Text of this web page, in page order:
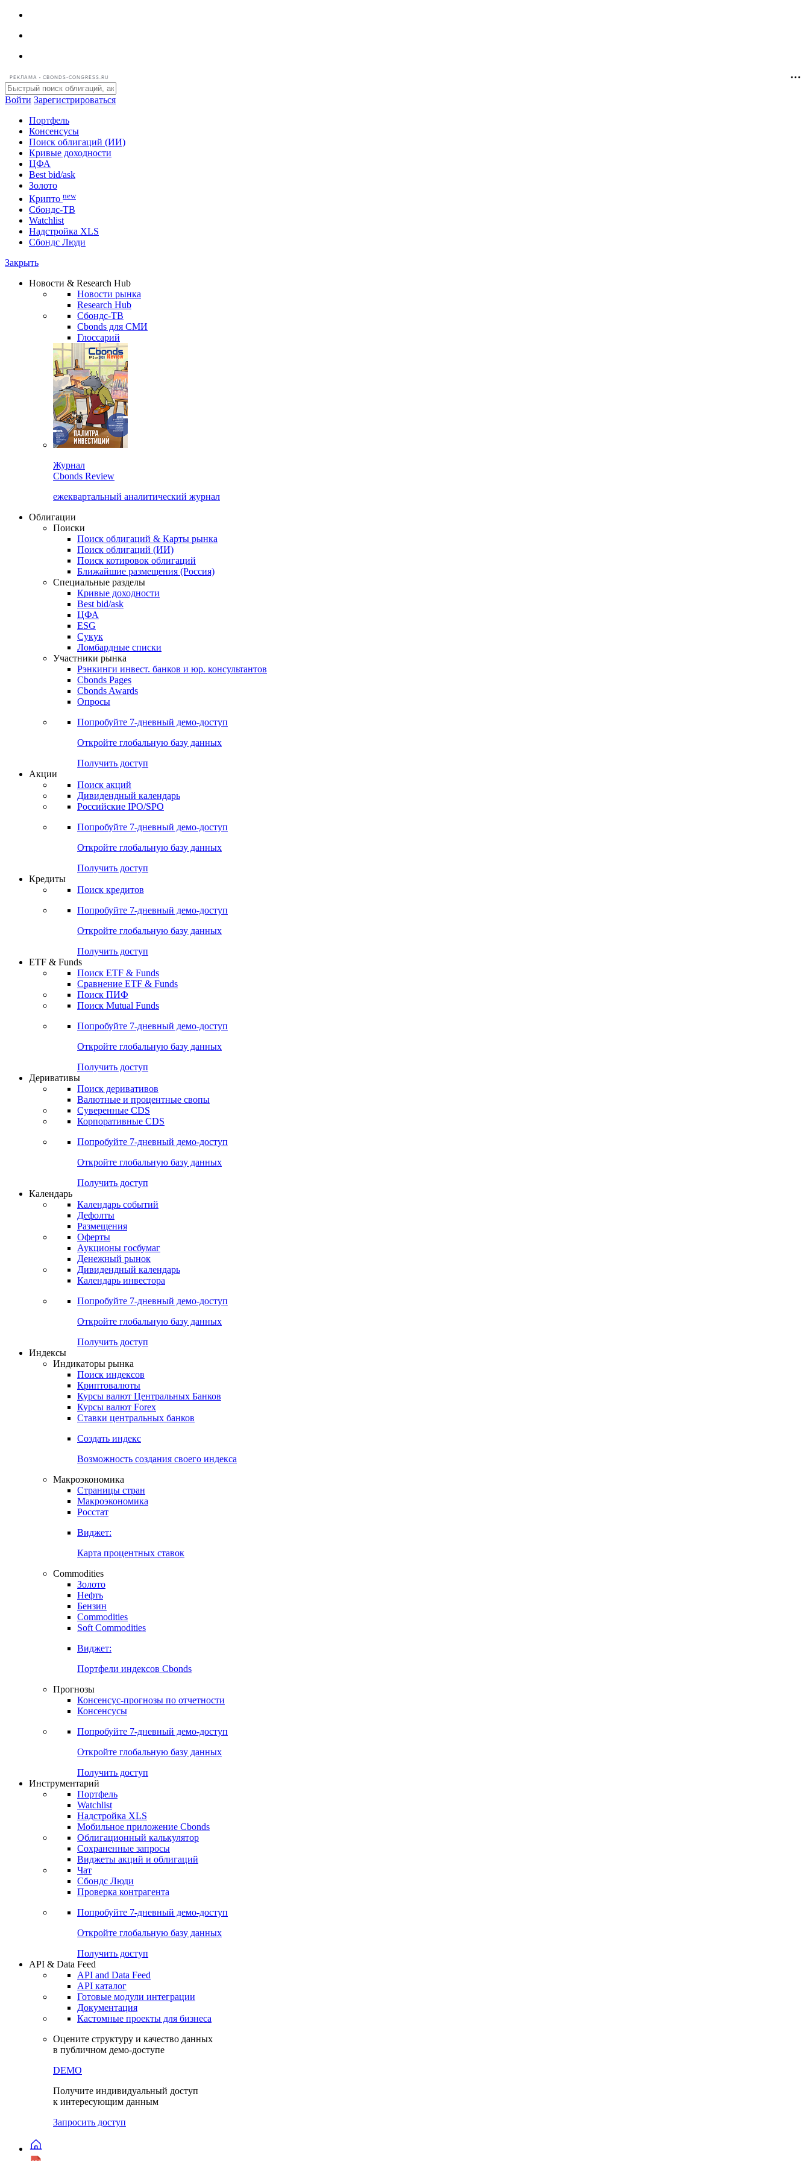
РЕКЛАМА • CBONDS-CONGRESS.RU
Войти Зарегистрироваться
Портфель
Консенсусы
Поиск облигаций (ИИ)
Кривые доходности
ЦФА
Best bid/ask
Золото
Криптоnew
Сбондс-ТВ
Надстройка XLS
Сбондс Люди
Новости & Research Hub
Новости рынка
Research Hub
Сбондс-ТВ
Cbonds для СМИ
Глоссарий
Журнал
Cbonds Review
ежеквартальный аналитический журнал
Облигации
Поиски
Поиск облигаций & Карты рынка
Поиск облигаций (ИИ)
Поиск котировок облигаций
Ближайшие размещения (Россия)
Специальные разделы
Кривые доходности
Best bid/ask
ЦФА
ESG
Сукук
Ломбардные списки
Участники рынка
Рэнкинги инвест. банков и юр. консультантов
Cbonds Pages
Cbonds Awards
Опросы
Попробуйте7-дневный
Откройте глобальную базу данных
Получить доступ
Акции
Поиск акций
Дивидендный календарь
Российские IPO/SPO
Попробуйте7-дневный
Откройте глобальную базу данных
Получить доступ
Кредиты
Поиск кредитов
Попробуйте7-дневный
Откройте глобальную базу данных
Получить доступ
ETF & Funds
Поиск ETF & Funds
Сравнение ETF & Funds
Поиск ПИФ
Поиск Mutual Funds
Попробуйте7-дневный
Откройте глобальную базу данных
Получить доступ
Деривативы
Поиск деривативов
Валютные и процентные свопы
Суверенные CDS
Корпоративные CDS
Попробуйте7-дневный
Откройте глобальную базу данных
Получить доступ
Календарь
Календарь событий
Дефолты
Размещения
Оферты
Аукционы госбумаг
Денежный рынок
Дивидендный календарь
Календарь инвестора
Попробуйте7-дневный
Получить доступ
Индикаторы рынка
Поиск индексов
Криптовалюты
Курсы валют Центральных Банков
Курсы валют Forex
Ставки центральных банков
Создать индекс
Возможность создания своего индекса
Макроэкономика
Страницы стран
Макроэкономика
Росстат
Виджет:
Карта процентных ставок
Commodities
Золото
Нефть
Бензин
Commodities
Soft Commodities
Виджет:
Портфели индексов Cbonds
Прогнозы
Консенсус-прогнозы по отчетности
Консенсусы
Попробуйте7-дневный
Откройте глобальную базу данных
Получить доступ
Инструментарий
Портфель
Watchlist
Надстройка XLS
Мобильное приложение Cbonds
Облигационный калькулятор
Сохраненные запросы
Виджеты акций и облигаций
Чат
Сбондс Люди
Проверка контрагента
Попробуйте7-дневный
Откройте глобальную базу данных
Получить доступ
API & Data Feed
API and Data Feed
API каталог
Документация
Кастомные проекты для бизнеса
Оцените структуру и качество данных
в публичном демо-доступе
DEMO
Получите индивидуальный доступ